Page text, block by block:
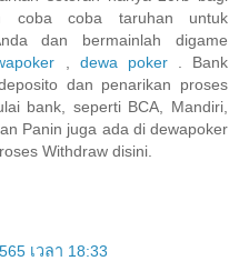
coba coba taruhan untuk
dan bermainlah digame
dewa poker. Bank
dan penarikan proses
bank, seperti BCA, Mandiri,
Panin juga ada di dewapoker
Withdraw disini.
เวลา 18:33